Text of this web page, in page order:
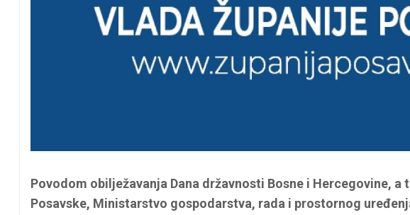
Povodom obilježavanja Dana državnosti Bosne i Hercegovine,
Posavske, Ministarstvo gospodarstva, rada i prostornog